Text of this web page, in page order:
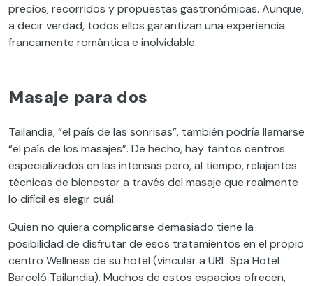
precios, recorridos y propuestas gastronómicas. Aunque,
a decir verdad, todos ellos garantizan una experiencia
francamente romántica e inolvidable.
Masaje para dos
Tailandia, “el país de las sonrisas”, también podría llamarse
“el país de los masajes”. De hecho, hay tantos centros
especializados en las intensas pero, al tiempo, relajantes
técnicas de bienestar a través del masaje que realmente
lo difícil es elegir cuál.
Quien no quiera complicarse demasiado tiene la
posibilidad de disfrutar de esos tratamientos en el propio
centro Wellness de su hotel (vincular a URL Spa Hotel
Barceló Tailandia). Muchos de estos espacios ofrecen,